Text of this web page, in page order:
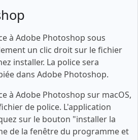
à Adobe Photoshop sous
un clic droit sur le fichier
installer. La police sera
dans Adobe Photoshop.
à Adobe Photoshop sur macOS,
de police. L'application
sur le bouton "installer la
de la fenêtre du programme et